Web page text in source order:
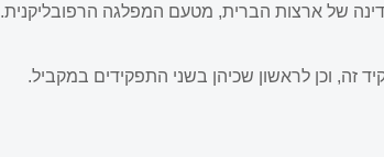
של ארצות הברית, מטעם המפלגה הרפובליקנית.
זה, וכן לראשון שכיהן בשני התפקידים במקביל.